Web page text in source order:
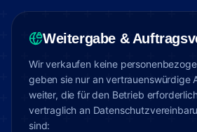
Weitergabe &
Wir verkaufen keine
geben sie nur an vertrauenswürdige
weiter, die für den Betrieb
vertraglich an
sind: